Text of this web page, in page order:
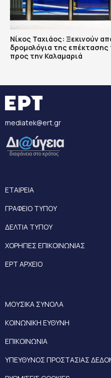
Νίκος Ταχιάος: Ξεκινούν
δρομολόγια της
προς την Καλαμαριά
mediatek@ert.gr
ΕΤΑΙΡΕΙΑ
ΓΡΑΦΕΙΟ ΤΥΠΟΥ
ΔΕΛΤΙΑ ΤΥΠΟΥ
ΧΟΡΗΓΙΕΣ ΕΠΙΚΟΙΝΩΝΙΑΣ
ΕΡΤ ΑΡΧΕΙΟ
ΜΟΥΣΙΚΑ ΣΥΝΟΛΑ
ΚΟΙΝΩΝΙΚΗ ΕΥΘΥΝΗ
ΕΠΙΚΟΙΝΩΝΙΑ
ΥΠΕΥΘΥΝΟΣ ΠΡΟΣΤΑΣΙΑΣ